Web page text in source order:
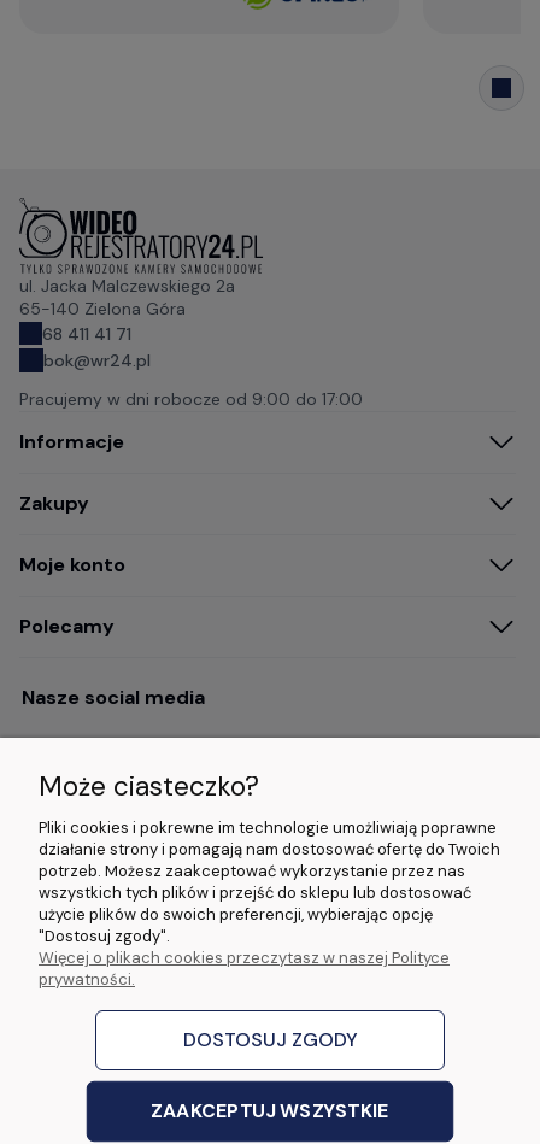
ul. Jacka Malczewskiego 2a
65-140 Zielona Góra
68 411 41 71
bok@wr24.pl
Pracujemy w dni robocze od 9:00 do 17:00
Informacje
Zakupy
Moje konto
Polecamy
Nasze social media
Opinie i wyróżnienia
5.0/5.0 (5000+
opinii)
5.0/5.0 (5000+
opinii)
4.9/5.0 (120+
opinii)
© 2026 www.wideorejestratory24.pl. Wszelkie prawa zastrzeżone.
Sklep własności firmy ZOYA LAB Arkadiusz Dawid Lorenz
ul. Jacka Malczewskiego 2A, 65-140 Zielona Góra NIP: 9730587206 REGON:
Sklep internetowy Shoper Premium
Może ciasteczko?
Pliki cookies i pokrewne im technologie umożliwiają poprawne
działanie strony i pomagają nam dostosować ofertę do Twoich
potrzeb. Możesz zaakceptować wykorzystanie przez nas
wszystkich tych plików i przejść do sklepu lub dostosować
użycie plików do swoich preferencji, wybierając opcję
"Dostosuj zgody".
Więcej o plikach cookies przeczytasz w naszej Polityce
prywatności.
DOSTOSUJ ZGODY
ZAAKCEPTUJ WSZYSTKIE